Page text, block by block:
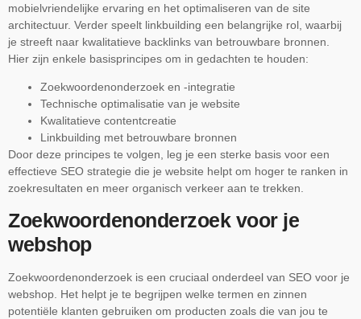
mobielvriendelijke ervaring en het optimaliseren van de site
architectuur. Verder speelt linkbuilding een belangrijke rol, waarbij
je streeft naar kwalitatieve backlinks van betrouwbare bronnen.
Hier zijn enkele basisprincipes om in gedachten te houden:
Zoekwoordenonderzoek en -integratie
Technische optimalisatie van je website
Kwalitatieve contentcreatie
Linkbuilding met betrouwbare bronnen
Door deze principes te volgen, leg je een sterke basis voor een
effectieve SEO strategie die je website helpt om hoger te ranken in
zoekresultaten en meer organisch verkeer aan te trekken.
Zoekwoordenonderzoek voor je
webshop
Zoekwoordenonderzoek is een cruciaal onderdeel van SEO voor je
webshop. Het helpt je te begrijpen welke termen en zinnen
potentiële klanten gebruiken om producten zoals die van jou te